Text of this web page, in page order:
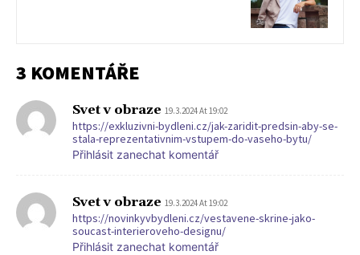
3 KOMENTÁŘE
Svet v obraze 19.3.2024 At 19:02
https://exkluzivni-bydleni.cz/jak-zaridit-predsin-aby-se-
stala-reprezentativnim-vstupem-do-vaseho-bytu/
Přihlásit zanechat komentář
Svet v obraze 19.3.2024 At 19:02
https://novinkyvbydleni.cz/vestavene-skrine-jako-
soucast-interieroveho-designu/
Přihlásit zanechat komentář